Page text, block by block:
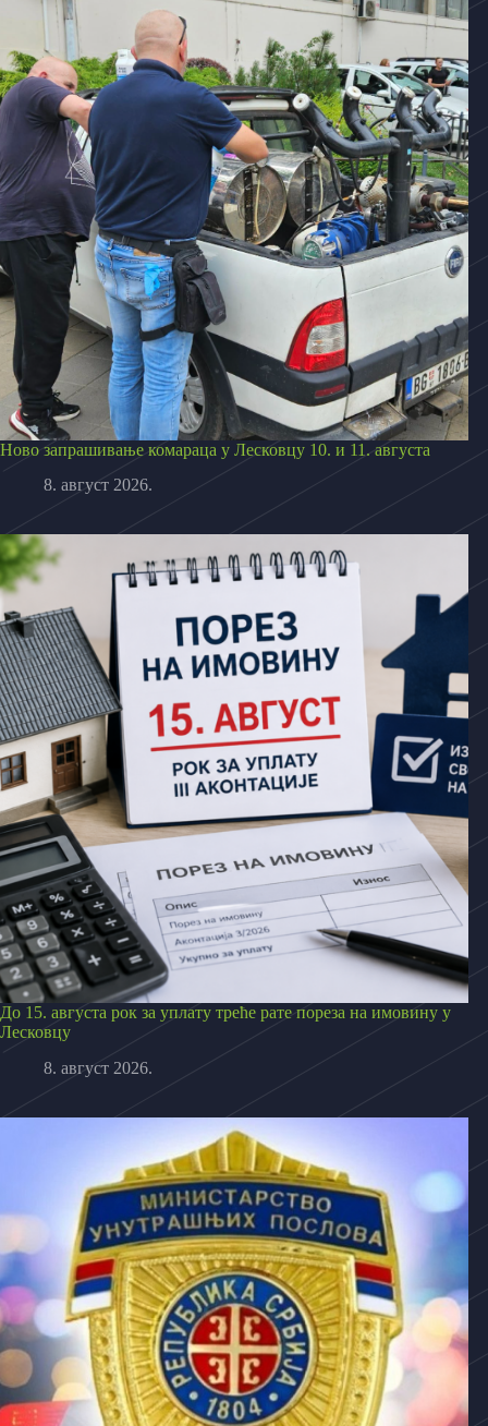
Ново запрашивање комараца у Лесковцу 10. и 11. августа
8. август 2026.
До 15. августа рок за уплату треће рате пореза на имовину у
Лесковцу
8. август 2026.